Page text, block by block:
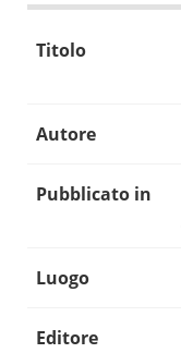
Titolo
Autore
Pubblicato in
Luogo
Editore